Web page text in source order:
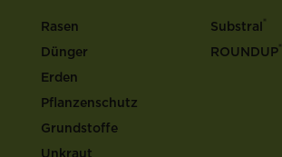
Rasen
Dünger
Erden
Pflanzenschutz
Grundstoffe
Unkraut
Substral®
ROUNDUP®